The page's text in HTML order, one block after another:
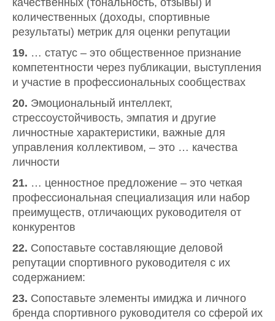
качественных (тональность, отзывы) и
количественных (доходы, спортивные
результаты) метрик для оценки репутации
19. … статус – это общественное признание
компетентности через публикации, выступления
и участие в профессиональных сообществах
20. Эмоциональный интеллект,
стрессоустойчивость, эмпатия и другие
личностные характеристики, важные для
управления коллективом, – это … качества
личности
21. … ценностное предложение – это четкая
профессиональная специализация или набор
преимуществ, отличающих руководителя от
конкурентов
22. Сопоставьте составляющие деловой
репутации спортивного руководителя с их
содержанием:
23. Сопоставьте элементы имиджа и личного
бренда спортивного руководителя со сферой их